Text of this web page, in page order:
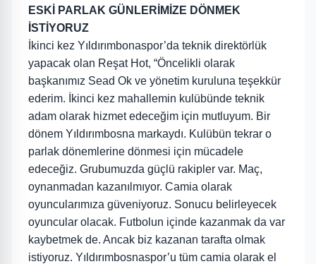
ESKİ PARLAK GÜNLERİMİZE DÖNMEK
İSTİYORUZ
İkinci kez Yıldırımbonaspor’da teknik direktörlük
yapacak olan Reşat Hot, “Öncelikli olarak
başkanımız Sead Ok ve yönetim kuruluna teşekkür
ederim. İkinci kez mahallemin kulübünde teknik
adam olarak hizmet edeceğim için mutluyum. Bir
dönem Yıldırımbosna markaydı. Kulübün tekrar o
parlak dönemlerine dönmesi için mücadele
edeceğiz. Grubumuzda güçlü rakipler var. Maç,
oynanmadan kazanılmıyor. Camia olarak
oyuncularımıza güveniyoruz. Sonucu belirleyecek
oyuncular olacak. Futbolun içinde kazanmak da var
kaybetmek de. Ancak biz kazanan tarafta olmak
istiyoruz. Yıldırımbosnaspor’u tüm camia olarak el